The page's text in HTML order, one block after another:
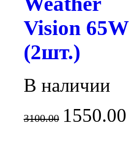
Vision 65W
(2шт.)
В наличии
3100.00 1550.00